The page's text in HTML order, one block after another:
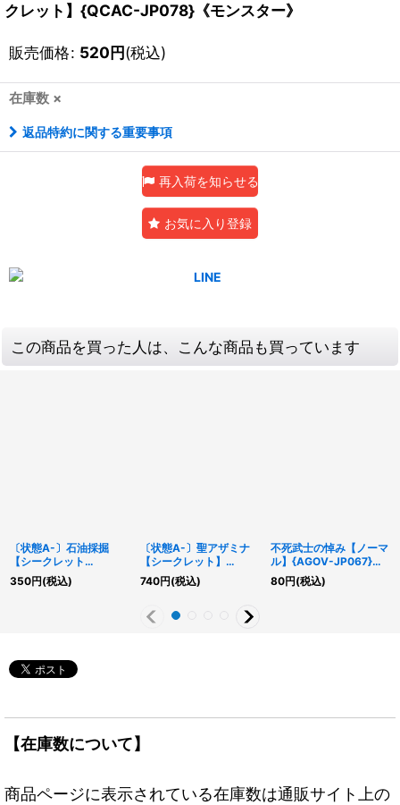
クレット】{QCAC-JP078}《モンスター》
販売価格: 520円(税込)
在庫数 ×
返品特約に関する重要事項
再入荷を知らせる
お気に入り登録
この商品を買った人は、こんな商品も買っています
〔状態A-〕石油採掘
【シークレット
SPECIALREDVer.】
{24PP-JP006}《魔
350円(税込)
〔状態A-〕聖アザミナ
【シークレット】
{SUDA-JP036}《融
合》
740円(税込)
不死武士の悼み【ノーマ
ル】{AGOV-JP067}
《魔法》
80円(税込)
【在庫数について】
商品ページに表示されている在庫数は通販サイト上の